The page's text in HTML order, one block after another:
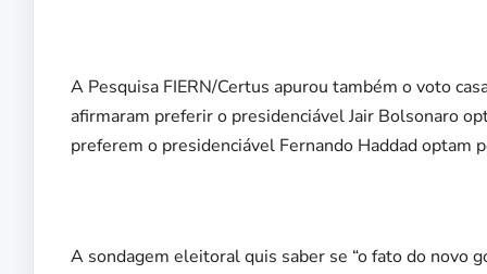
A Pesquisa FIERN/Certus apurou também o voto
afirmaram preferir o presidenciável Jair Bolsonaro
preferem o presidenciável Fernando Haddad optam
A sondagem eleitoral quis saber se “o fato do novo